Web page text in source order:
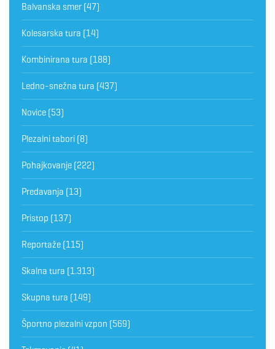
Balvanska smer (47)
Kolesarska tura (14)
Kombinirana tura (188)
Ledno-snežna tura (437)
Novice (53)
Plezalni tabori (8)
Pohajkovanje (222)
Predavanja (13)
Pristop (137)
Reportaže (115)
Skalna tura (1.313)
Skupna tura (149)
Športno plezalni vzpon (569)